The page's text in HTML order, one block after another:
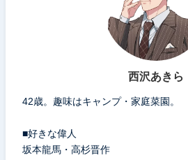
西沢あきら
42歳。趣味はキャンプ・家庭菜園。
■好きな偉人
坂本龍馬・高杉晋作